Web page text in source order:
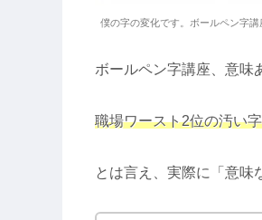
僕の字の変化です。ボールペン字講
ボールペン字講座、意味
職場ワースト2位の汚い
とは言え、実際に「意味